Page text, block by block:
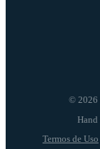
© 2026
Termos de Uso